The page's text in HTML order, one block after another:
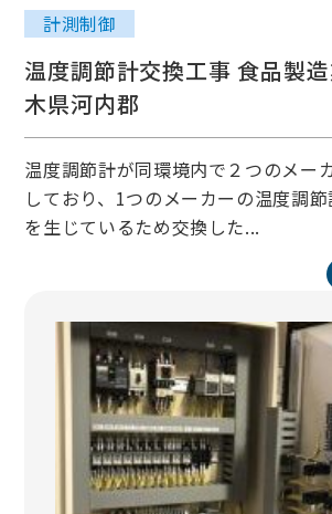
計測制御
温度調節計交換工事 食品製
木県河内郡
温度調節計が同環境内で２つのメー
しており、1つのメーカーの温度調
を生じているため交換した...